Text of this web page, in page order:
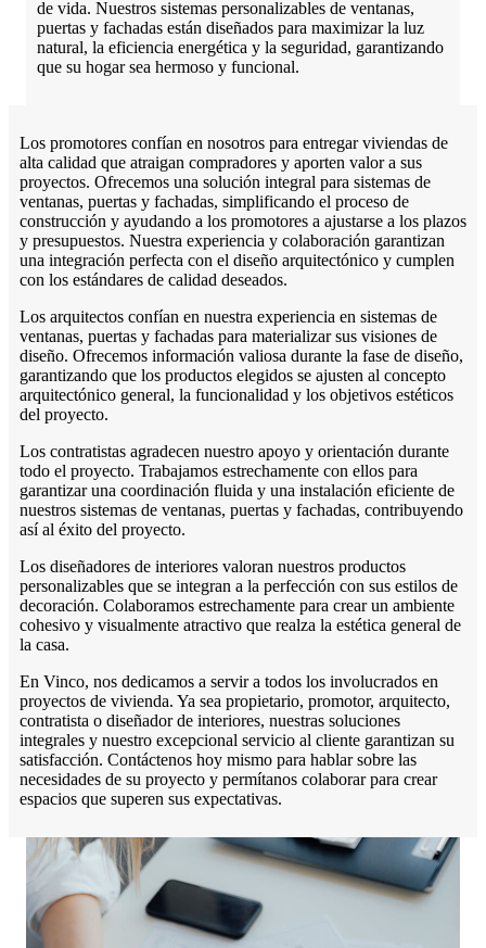
de vida. Nuestros sistemas personalizables de ventanas,
puertas y fachadas están diseñados para maximizar la luz
natural, la eficiencia energética y la seguridad, garantizando
que su hogar sea hermoso y funcional.
Los promotores confían en nosotros para entregar viviendas de
alta calidad que atraigan compradores y aporten valor a sus
proyectos. Ofrecemos una solución integral para sistemas de
ventanas, puertas y fachadas, simplificando el proceso de
construcción y ayudando a los promotores a ajustarse a los plazos
y presupuestos. Nuestra experiencia y colaboración garantizan
una integración perfecta con el diseño arquitectónico y cumplen
con los estándares de calidad deseados.
Los arquitectos confían en nuestra experiencia en sistemas de
ventanas, puertas y fachadas para materializar sus visiones de
diseño. Ofrecemos información valiosa durante la fase de diseño,
garantizando que los productos elegidos se ajusten al concepto
arquitectónico general, la funcionalidad y los objetivos estéticos
del proyecto.
Los contratistas agradecen nuestro apoyo y orientación durante
todo el proyecto. Trabajamos estrechamente con ellos para
garantizar una coordinación fluida y una instalación eficiente de
nuestros sistemas de ventanas, puertas y fachadas, contribuyendo
así al éxito del proyecto.
Los diseñadores de interiores valoran nuestros productos
personalizables que se integran a la perfección con sus estilos de
decoración. Colaboramos estrechamente para crear un ambiente
cohesivo y visualmente atractivo que realza la estética general de
la casa.
En Vinco, nos dedicamos a servir a todos los involucrados en
proyectos de vivienda. Ya sea propietario, promotor, arquitecto,
contratista o diseñador de interiores, nuestras soluciones
integrales y nuestro excepcional servicio al cliente garantizan su
satisfacción. Contáctenos hoy mismo para hablar sobre las
necesidades de su proyecto y permítanos colaborar para crear
espacios que superen sus expectativas.